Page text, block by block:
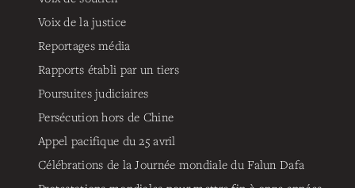
Voix de la justice
Reportages média
Rapports établi par un tiers
Poursuites judiciaires
Persécution hors de Chine
Appel pacifique du 25 avril
Célébrations de la Journée mondiale du Falun Dafa